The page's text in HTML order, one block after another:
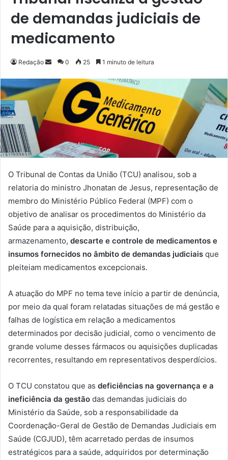
de demandas judiciais de
medicamento
Redação
n
d
u
e
-
m
a
i
0 25 1 minuto de leitura
O Tribunal de Contas da União (TCU) analisou, sob a
relatoria do ministro Jhonatan de Jesus, representação de
membro do Ministério Público Federal (MPF) com o
objetivo de analisar os procedimentos do Ministério da
Saúde para a aquisição, distribuição,
armazenamento, descarte e controle de medicamentos e
insumos fornecidos no âmbito de demandas judiciais que
pleiteiam medicamentos excepcionais.
A atuação do MPF no tema teve início a partir de denúncia,
por meio da qual foram relatadas situações de má gestão e
falhas de logística em relação a medicamentos
determinados por decisão judicial, como o vencimento de
grande volume desses fármacos ou aquisições duplicadas
recorrentes, resultando em representativos desperdícios.
O TCU constatou que as deficiências na governança e a
ineficiência da gestão das demandas judiciais do
Ministério da Saúde, sob a responsabilidade da
Coordenação-Geral de Gestão de Demandas Judiciais em
Saúde (CGJUD), têm acarretado perdas de insumos
estratégicos para a saúde, adquiridos por determinação